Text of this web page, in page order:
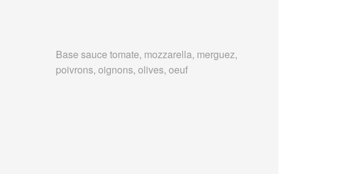
Base sauce tomate, mozzarella, merguez,
poivrons, oignons, olives, oeuf